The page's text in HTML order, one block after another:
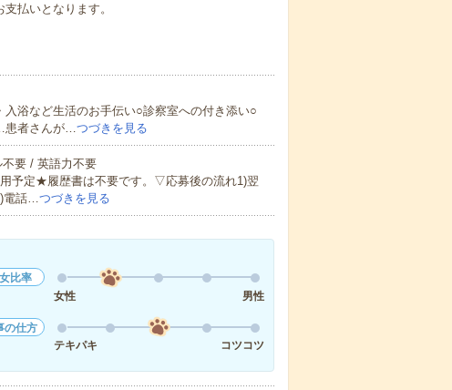
払いとなります。
浴など生活のお手伝い○診察室への付き添い○
患者さんが…つづきを見る
要 / 英語力不要
予定★履歴書は不要です。▽応募後の流れ1)翌
電話…つづきを見る
比率
女性
男性
の仕方
テキパキ
コツコツ